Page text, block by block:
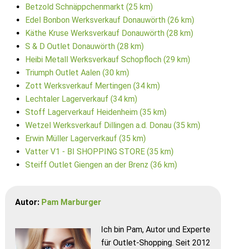
Betzold Schnäppchenmarkt (25 km)
Edel Bonbon Werksverkauf Donauwörth (26 km)
Käthe Kruse Werksverkauf Donauwörth (28 km)
S & D Outlet Donauwörth (28 km)
Heibi Metall Werksverkauf Schopfloch (29 km)
Triumph Outlet Aalen (30 km)
Zott Werksverkauf Mertingen (34 km)
Lechtaler Lagerverkauf (34 km)
Stoff Lagerverkauf Heidenheim (35 km)
Wetzel Werksverkauf Dillingen a.d. Donau (35 km)
Erwin Müller Lagerverkauf (35 km)
Vatter V1 - BI SHOPPING STORE (35 km)
Steiff Outlet Giengen an der Brenz (36 km)
Autor: Pam Marburger
Ich bin Pam, Autor und Experte
für Outlet-Shopping. Seit 2012